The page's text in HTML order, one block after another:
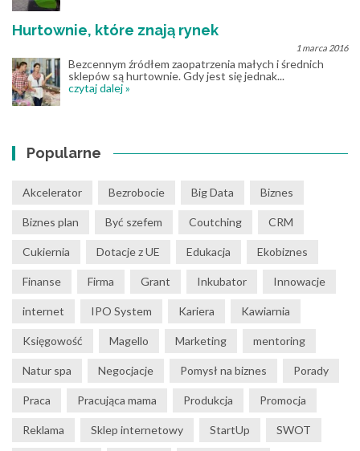
Hurtownie, które znają rynek
1 marca 2016
Bezcennym źródłem zaopatrzenia małych i średnich
sklepów są hurtownie. Gdy jest się jednak...
czytaj dalej »
Popularne
Akcelerator Bezrobocie Big Data Biznes
Biznes plan Być szefem Coutching CRM
Cukiernia Dotacje z UE Edukacja Ekobiznes
Finanse Firma Grant Inkubator Innowacje
internet IPO System Kariera Kawiarnia
Księgowość Magello Marketing mentoring
Natur spa Negocjacje Pomysł na biznes Porady
Praca Pracująca mama Produkcja Promocja
Reklama Sklep internetowy StartUp SWOT